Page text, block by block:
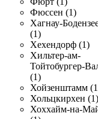
Фюссен (1)
Хагнау-
(1)
Хехендорф (1)
Хильтер-ам-
Тойтобургер-
(1)
Хойзенштамм
Хольцкирхен (1)
Хоххайм-на-